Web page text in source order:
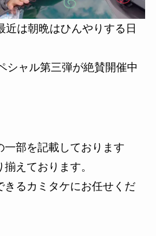
近は朝晩はひんやりする日
シャル第三弾が絶賛開催中
一部を記載しております
えております。
きるカミタケにお任せくだ